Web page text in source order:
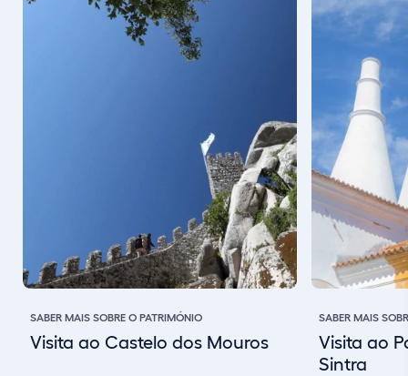
SABER MAIS SOBRE O PATRIMÓNIO
Visita ao Castelo dos Mouros
SABER MAIS
Visita ao
Sintra